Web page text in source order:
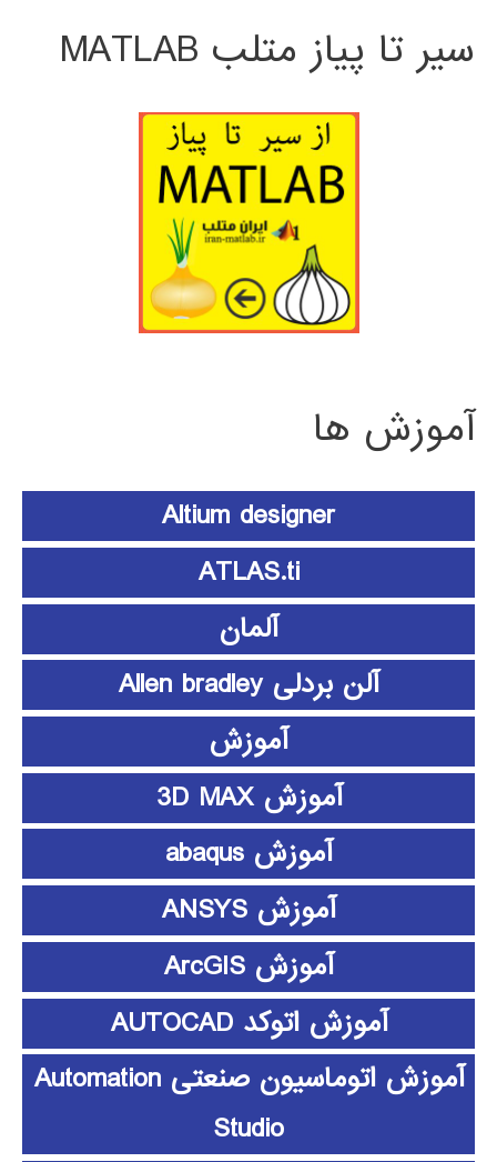
سیر تا پیاز متلب MATLAB
آموزش ها
Altium designer
ATLAS.ti
آلمان
آلن بردلی Allen bradley
آموزش
آموزش 3D MAX
آموزش abaqus
آموزش ANSYS
آموزش ArcGIS
آموزش اتوکد AUTOCAD
آموزش اتوماسیون صنعتی Automation
Studio